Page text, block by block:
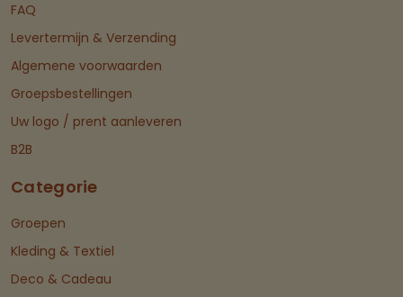
FAQ
Levertermijn & Verzending
Algemene voorwaarden
Groepsbestellingen
Uw logo / prent aanleveren
B2B
Categorie
Groepen
Kleding & Textiel
Deco & Cadeau